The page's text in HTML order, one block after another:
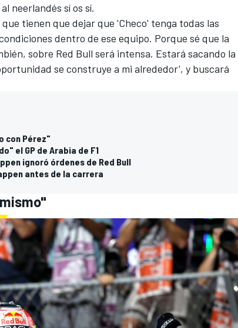
neerlandés sí os sí.
tienen que dejar que 'Checo' tenga todas las
dentro de ese equipo. Porque sé que la
sobre Red Bull será intensa. Estará sacando la
se construye a mi alrededor', y buscará
con Pérez"
el GP de Arabia de F1
ignoró órdenes de Red Bull
antes de la carrera